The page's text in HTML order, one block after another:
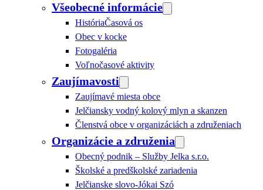
Všeobecné informácie
HistóriaČasová os
Obec v kocke
Fotogaléria
Voľnočasové aktivity
Zaujímavosti
Zaujímavé miesta obce
Jelčiansky vodný kolový mlyn a skanzen
Členstvá obce v organizáciách a združeniach
Organizácie a združenia
Obecný podnik – Služby Jelka s.r.o.
Školské a predškolské zariadenia
Jelčianske slovo-Jókai Szó